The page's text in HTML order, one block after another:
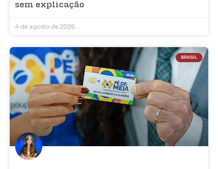
sem explicação
4 de agosto de 2026
BRASIL